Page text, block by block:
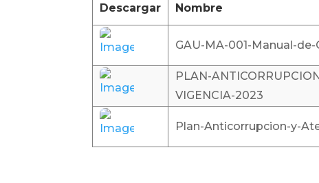
Descargar Nombre
GAU-MA-001-Manual-
PLAN-
VIGENCIA-2023
Plan-Anticorrupcion-y-